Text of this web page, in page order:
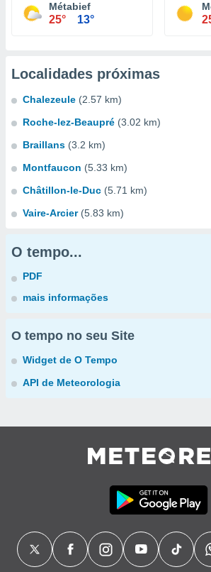
Métabief
25° 13°
Localidades próximas
Chalezeule (2.57 km)
Roche-lez-Beaupré (3.02 km)
Braillans (3.2 km)
Montfaucon (5.33 km)
Châtillon-le-Duc (5.71 km)
Vaire-Arcier (5.83 km)
O tempo...
PDF
mais informações
O tempo no seu Site
Widget de O Tempo
API de Meteorologia